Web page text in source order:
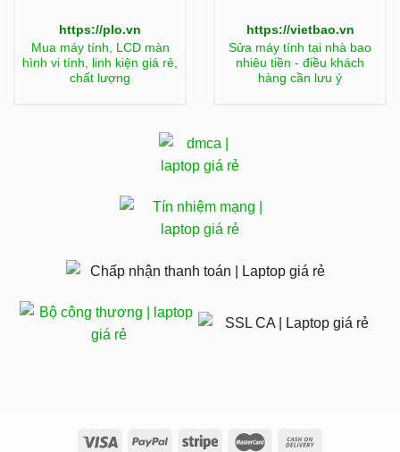
https://plo.vn
Mua máy tính, LCD màn
hình vi tính, linh kiện giá rẻ,
chất lượng
https://vietbao.vn
Sửa máy tính tại nhà bao
nhiêu tiền - điều khách
hàng cần lưu ý